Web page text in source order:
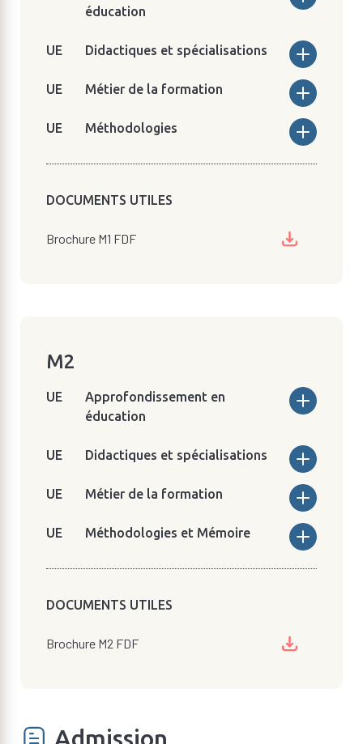
éducation
Didactiques et spécialisations
Métier de la formation
Méthodologies
DOCUMENTS UTILES
Brochure M1 FDF
M2
Approfondissement en
éducation
Didactiques et spécialisations
Métier de la formation
Méthodologies et Mémoire
DOCUMENTS UTILES
Brochure M2 FDF
Admission